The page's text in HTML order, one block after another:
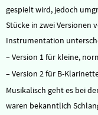
gespielt wird, jedoch
Stücke in zwei Versionen
Instrumentation
– Version 1 für kleine,
– Version 2 für B-
Musikalisch geht es bei
waren bekanntlich